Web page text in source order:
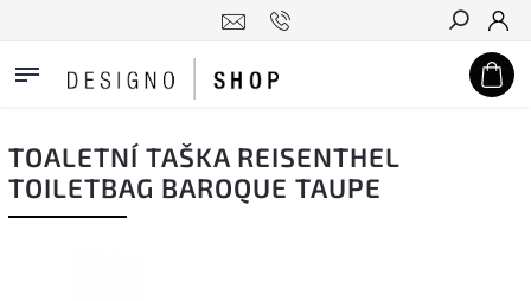
Hledat
TOALETNÍ TAŠKA REISENTHEL
TOILETBAG BAROQUE TAUPE